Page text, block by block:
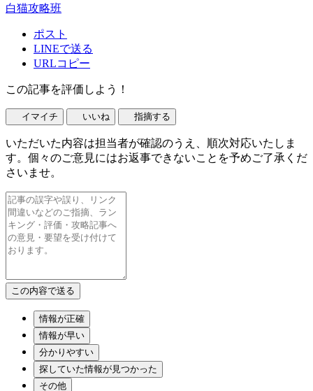
白猫攻略班
ポスト
LINEで送る
URLコピー
この記事を評価しよう！
イマイチ いいね 指摘する
いただいた内容は担当者が確認のうえ、順次対応いたしま
す。個々のご意見にはお返事できないことを予めご了承くだ
さいませ。
情報が正確
情報が早い
分かりやすい
探していた情報が見つかった
その他